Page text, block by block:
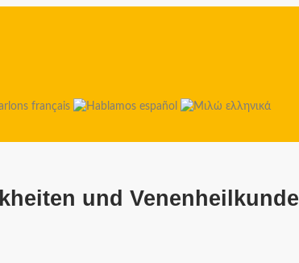
und Venenheilkunde